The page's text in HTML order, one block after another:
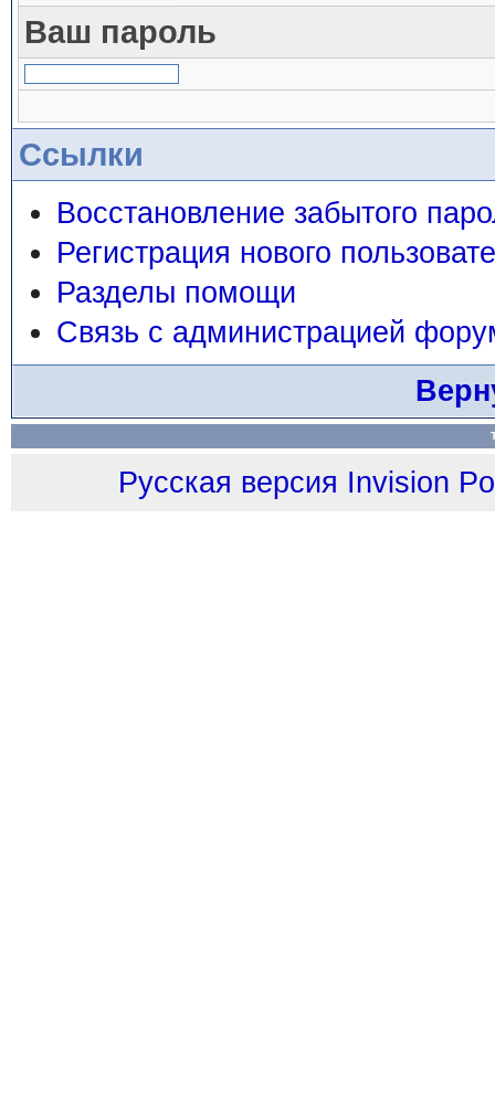
Ваш пароль
Ссылки
Восстановление забытого
Регистрация нового
Разделы помощи
Связь с администрацией
Русская версия Invision